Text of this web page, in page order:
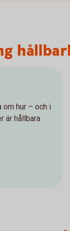
om hur – och i
är hållbara